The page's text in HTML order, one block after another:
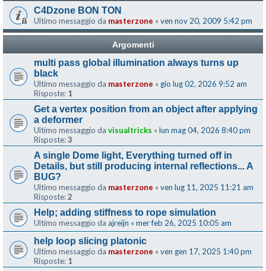
C4Dzone BON TON
Ultimo messaggio da masterzone « ven nov 20, 2009 5:42 pm
Argomenti
multi pass global illumination always turns up
black
Ultimo messaggio da masterzone « gio lug 02, 2026 9:52 am
Risposte: 1
Get a vertex position from an object after applying
a deformer
Ultimo messaggio da visualtricks « lun mag 04, 2026 8:40 pm
Risposte:3
A single Dome light, Everything turned off in
Details, but still producing internal reflections... A
BUG?
Ultimo messaggio da masterzone « ven lug 11, 2025 11:21 am
Risposte:2
Help; adding stiffness to rope simulation
Ultimo messaggio da ajreijn « mer feb 26, 2025 10:05 am
help loop slicing platonic
Ultimo messaggio da masterzone « ven gen 17, 2025 1:40 pm
Risposte: 1